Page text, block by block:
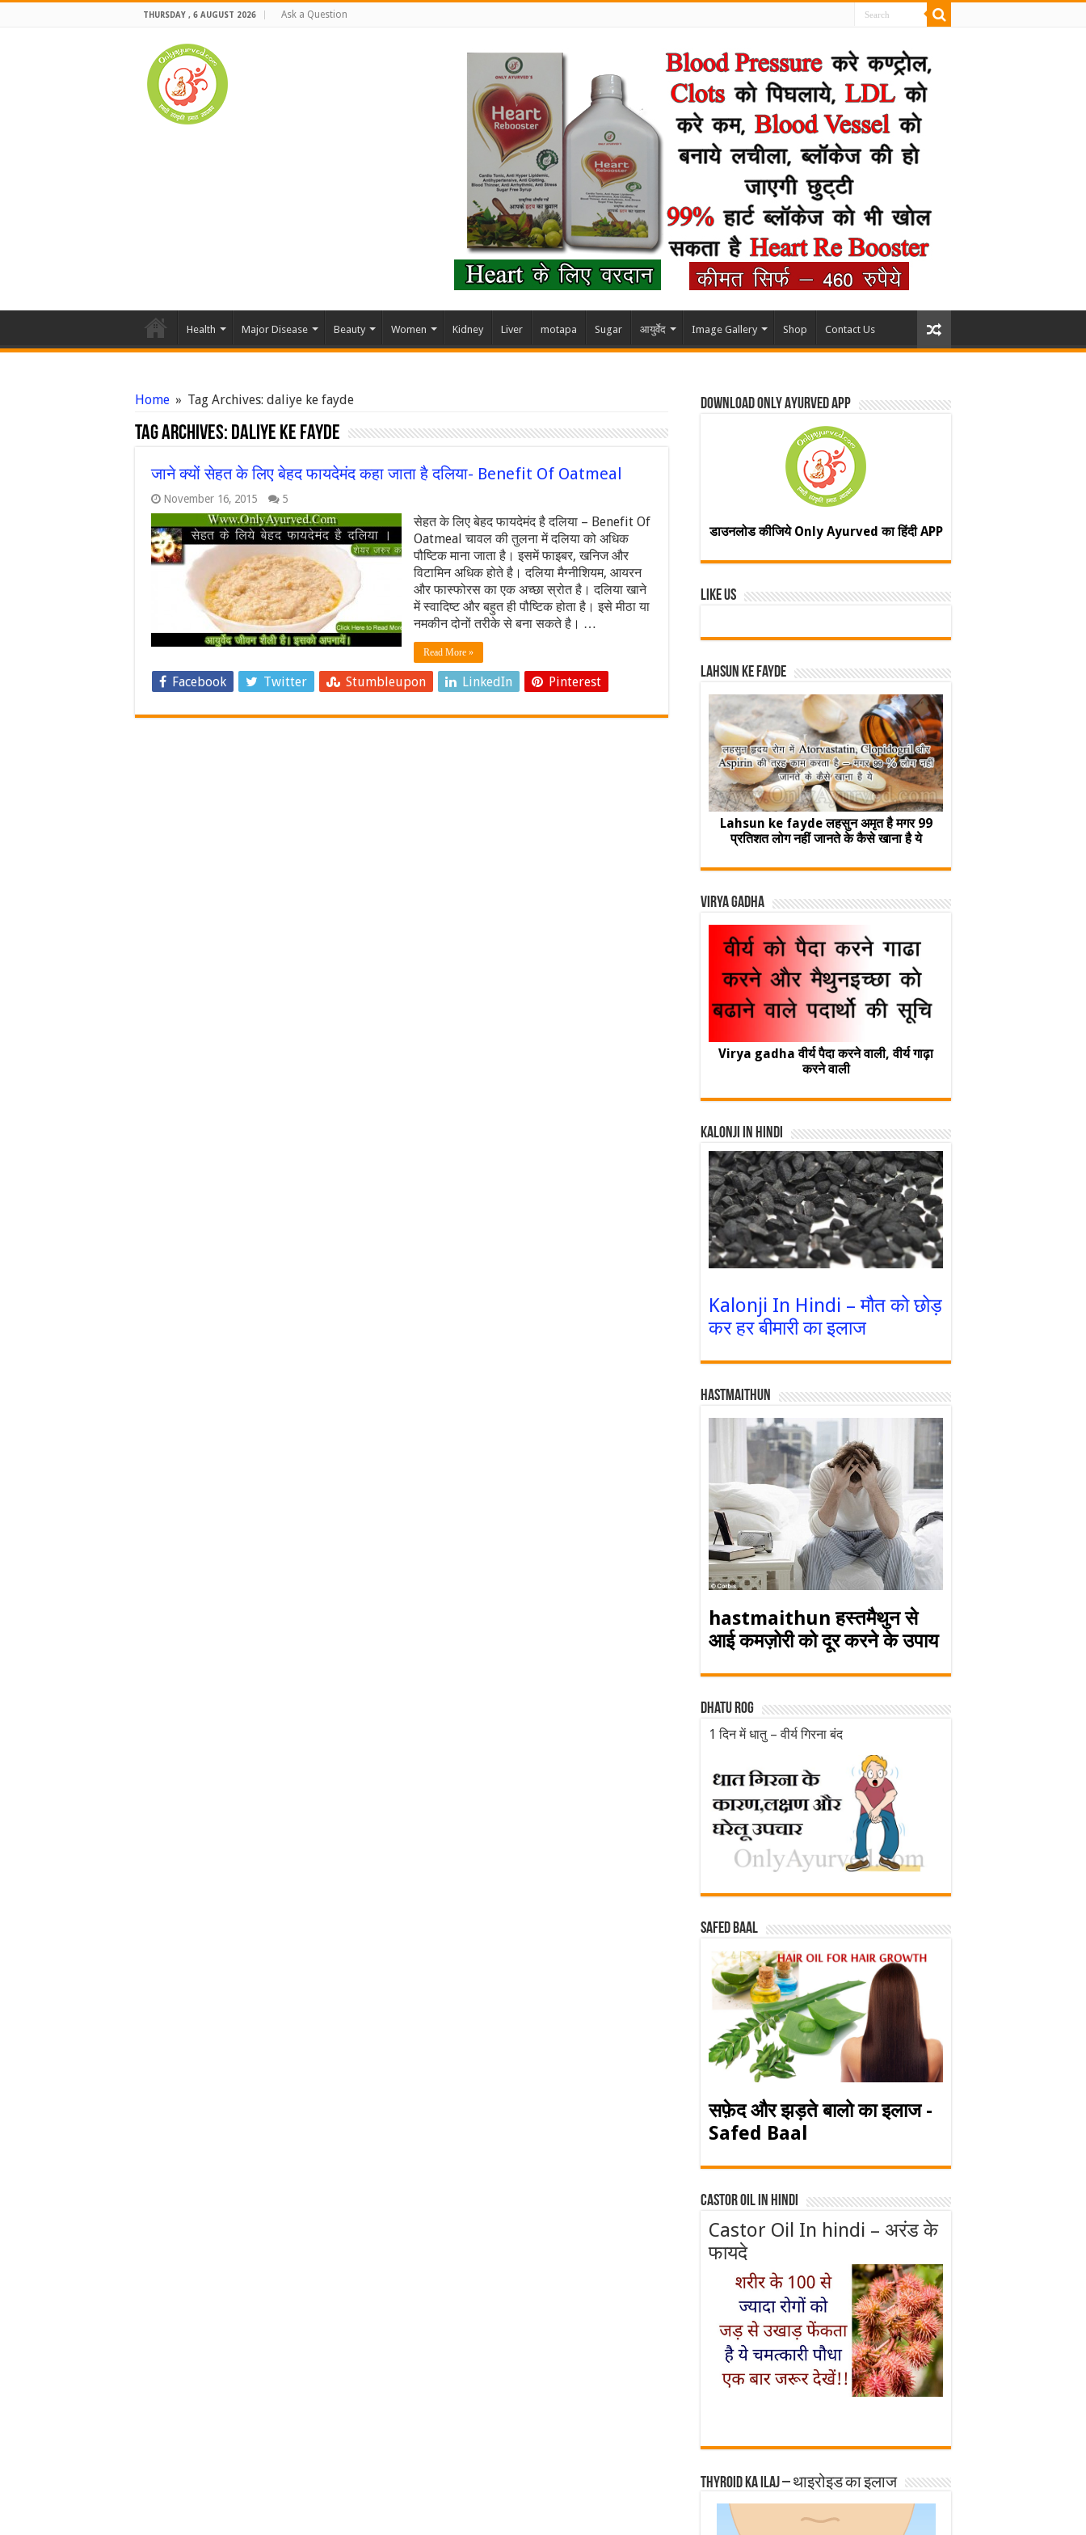
THURSDAY , 6 AUGUST 2026 Ask a Question
Health Major Disease Beauty Women Kidney Liver motapa Sugar आयुर्वेद Image Gallery Shop Contact Us
Home » Tag Archives: daliye ke fayde
Tag Archives: daliye ke fayde
जाने क्यों सेहत के लिए बेहद फायदेमंद कहा जाता है दलिया- Benefit Of Oatmeal
November 16, 2015 5
सेहत के लिए बेहद फायदेमंद है दलिया – Benefit Of
Oatmeal चावल की तुलना में दलिया को अधिक
पौष्टिक माना जाता है। इसमें फाइबर, खनिज और
विटामिन अधिक होते है। दलिया मैग्नीशियम, आयरन
और फास्फोरस का एक अच्छा स्रोत है। दलिया खाने
में स्वादिष्ट और बहुत ही पौष्टिक होता है। इसे मीठा या
नमकीन दोनों तरीके से बना सकते है। …
Read More »
Facebook Twitter Stumbleupon LinkedIn Pinterest
Download Only Ayurved App
डाउनलोड कीजिये Only Ayurved का हिंदी APP
Like Us
Lahsun ke fayde
Lahsun ke fayde लहसुन अमृत है मगर 99
प्रतिशत लोग नहीं जानते के कैसे खाना है ये
Virya Gadha
Virya gadha वीर्य पैदा करने वाली, वीर्य गाढ़ा
करने वाली
Kalonji In Hindi
Kalonji In Hindi – मौत को छोड़
कर हर बीमारी का इलाज
Hastmaithun
hastmaithun हस्तमैथुन से
आई कमज़ोरी को दूर करने के उपाय
Dhatu rog
1 दिन में धातु – वीर्य गिरना बंद
Safed baal
सफ़ेद और झड़ते बालो का इलाज -
Safed Baal
Castor Oil In Hindi
Castor Oil In hindi – अरंड के
फायदे
Thyroid ka ilaj – थाइरोइड का इलाज